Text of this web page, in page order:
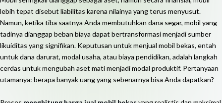
lebih tepat disebut liabilitas karena nilainya yang terus menyusut.
Namun, ketika tiba saatnya Anda membutuhkan dana segar, mobil yang
tadinya dianggap beban biaya dapat bertransformasi menjadi sumber
likuiditas yang signifikan. Keputusan untuk menjual mobil bekas, entah
untuk dana darurat, modal usaha, atau biaya pendidikan, adalah langkah
cerdas untuk mengubah aset mati menjadi modal produktif. Pertanyaan
utamanya: berapa banyak uang yang sebenarnya bisa Anda dapatkan?